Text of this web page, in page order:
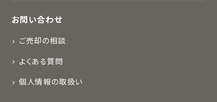
お問い合わせ
ご売却の相談
よくある質問
個人情報の取扱い